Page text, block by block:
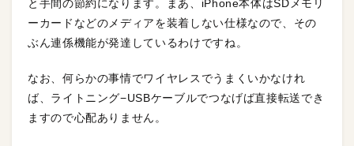
と手間の節約になります。まあ、iPhone本体はSDメモリ
ーカードなどのメディアを装着しない仕様なので、その
ぶん連係機能が発達しているわけですね。
なお、何らかの事情でワイヤレスでうまくいかなけれ
ば、ライトニング−USBケーブルでつなげば直接転送でき
ますので心配ありません。